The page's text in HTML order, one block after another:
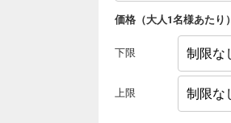
価格（大人1名様あたり）
下限
上限